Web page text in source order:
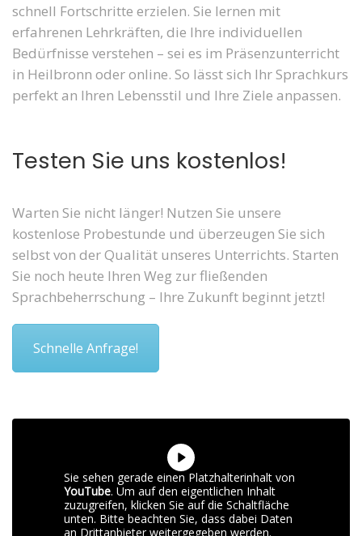
schnell Fortschritte erzielen. Sie lernen mit
erfahrenen Lehrkräften, die Ihre individuellen
Bedürfnisse verstehen – sei es im Präsenzunterricht
in Heilbronn oder online. So lässt sich Ihr Sprachkurs
perfekt an Ihren Lebensstil und Ihre Ziele anpassen.
Testen Sie uns kostenlos!
Warten Sie nicht länger! Nutzen Sie unsere
kostenlose Probestunde und überzeugen Sie sich
selbst von der Qualität unseres Unterrichts. Starten
Sie noch heute Ihren Weg zur fließenden
Sprachbeherrschung – Ihre Zukunft beginnt jetzt!
Schnelle Anfrage!
Sie sehen gerade einen Platzhalterinhalt von
YouTube. Um auf den eigentlichen Inhalt
zuzugreifen, klicken Sie auf die Schaltfläche
unten. Bitte beachten Sie, dass dabei Daten
an Drittanbieter weitergegeben werden.